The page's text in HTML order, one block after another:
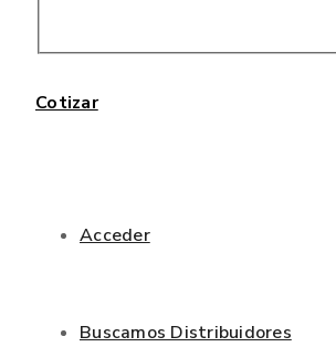
Cotizar
Acceder
Buscamos Distribuidores